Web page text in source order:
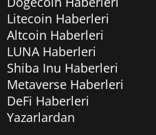
Litecoin Haberleri
Altcoin Haberleri
LUNA Haberleri
Shiba Inu Haberleri
Metaverse Haberleri
DeFi Haberleri
Yazarlardan